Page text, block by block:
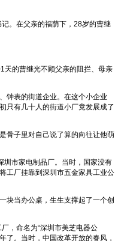
。在父亲的福荫下，28岁的曹继
的曹继光不顾父亲的阻拦、母亲
表的街道企业。在这个小企业
有几十人的街道小厂竟发展成了
子里对自己说了算的向往让他萌
市家电制品厂。当时，国家没有
工厂挂靠到深圳市五金家具工业公
当办公桌，生生支撑起了一个创
，命名为“深圳市美芝电器公
了。当时，中国改革开放的春风，